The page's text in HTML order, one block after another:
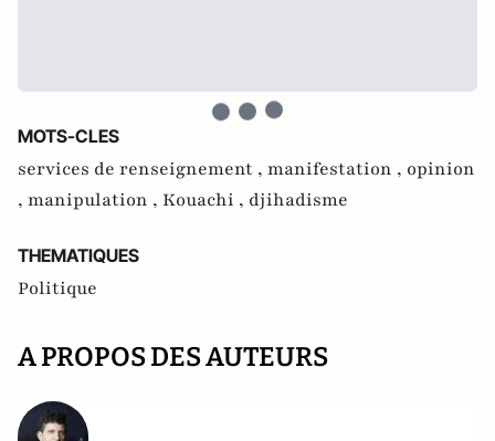
MOTS-CLES
services de renseignement , manifestation , opinion
, manipulation , Kouachi , djihadisme
THEMATIQUES
Politique
A PROPOS DES AUTEURS